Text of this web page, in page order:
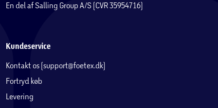
En del af Salling Group A/S (CVR 35954716)
Kundeservice
Kontakt os (support@foetex.dk)
Fortryd køb
Levering